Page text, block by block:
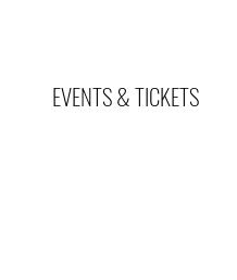
EVENTS & TICKETS